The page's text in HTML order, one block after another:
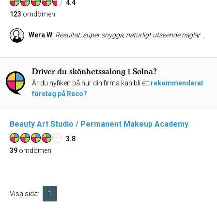
4.4
123 omdömen
Wera W: Resultat: super snygga, naturligt utseende naglar Bemötande: trevligt Rekommenderas: absolut, längtar till nästa gång
Driver du skönhetssalong i Solna?
Är du nyfiken på hur din firma kan bli ett rekommenderat
företag på Reco?
Beauty Art Studio / Permanent Makeup Academy
3.8
39 omdömen
Visa sida: 1